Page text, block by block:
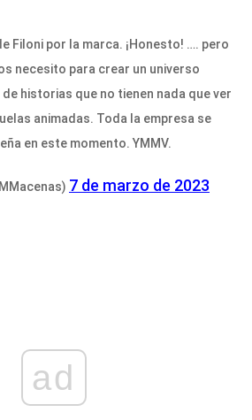
Filoni por la marca. ¡Honesto! …. pero
necesito para crear un universo
historias que no tienen nada que ver
animadas. Toda la empresa se
en este momento. YMMV.
7 de marzo de 2023
ad